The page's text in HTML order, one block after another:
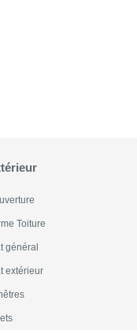
Toiture
général
extérieur